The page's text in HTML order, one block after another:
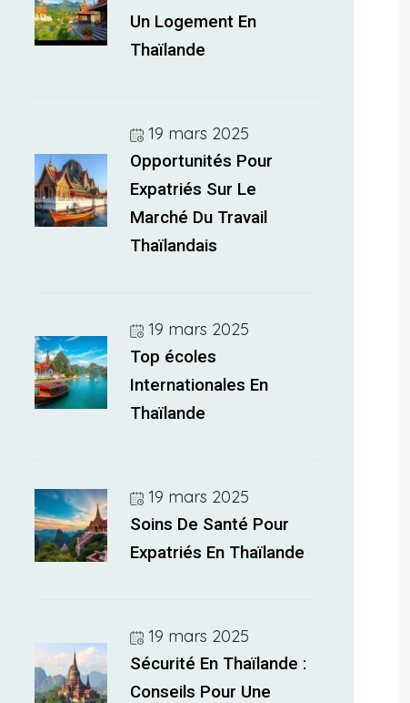
Un Logement En
Thaïlande
19 mars 2025
Opportunités Pour
Expatriés Sur Le
Marché Du Travail
Thaïlandais
19 mars 2025
Top écoles
Internationales En
Thaïlande
19 mars 2025
Soins De Santé Pour
Expatriés En Thaïlande
19 mars 2025
Sécurité En Thaïlande :
Conseils Pour Une